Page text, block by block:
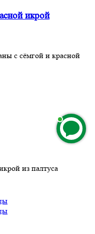
икрой
с сёмгой и красной
из палтуса